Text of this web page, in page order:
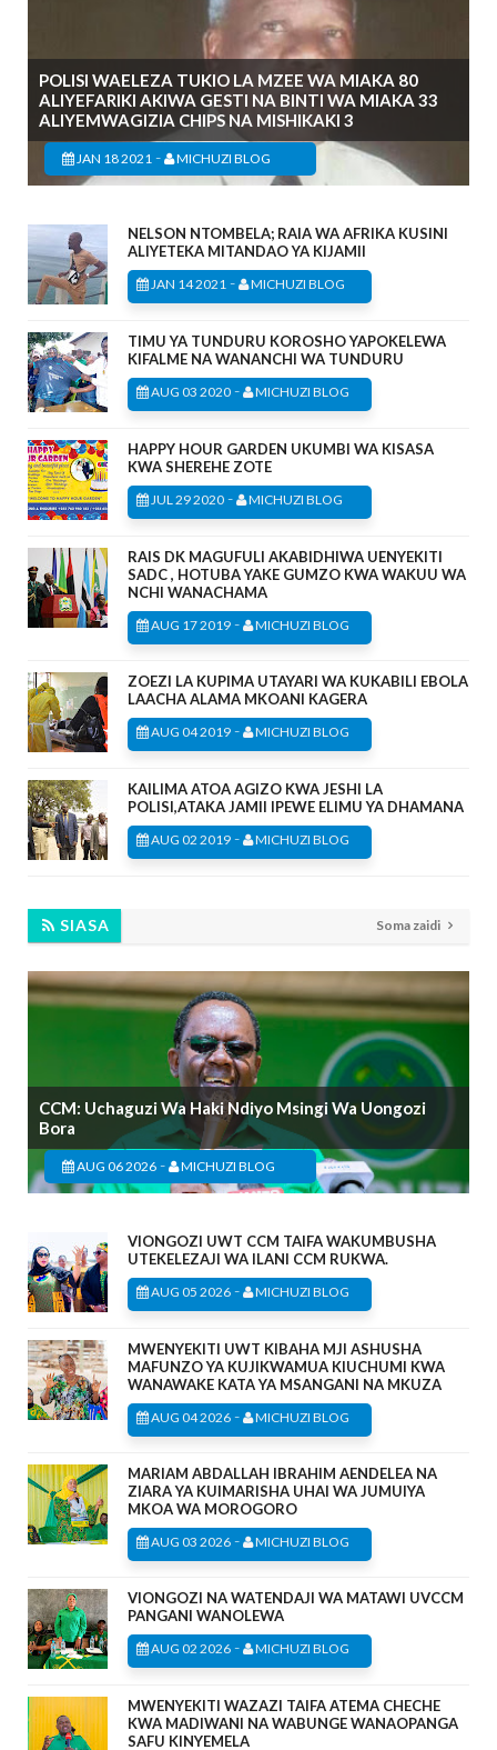
POLISI WAELEZA TUKIO LA MZEE WA MIAKA 80
ALIYEFARIKI AKIWA GESTI NA BINTI WA MIAKA 33
ALIYEMWAGIZIA CHIPS NA MISHIKAKI 3
JAN 18 2021 - MICHUZI BLOG
NELSON NTOMBELA; RAIA WA AFRIKA KUSINI
ALIYETEKA MITANDAO YA KIJAMII
JAN 14 2021 - MICHUZI BLOG
TIMU YA TUNDURU KOROSHO YAPOKELEWA
KIFALME NA WANANCHI WA TUNDURU
AUG 03 2020 - MICHUZI BLOG
HAPPY HOUR GARDEN UKUMBI WA KISASA
KWA SHEREHE ZOTE
JUL 29 2020 - MICHUZI BLOG
RAIS DK MAGUFULI AKABIDHIWA UENYEKITI
SADC , HOTUBA YAKE GUMZO KWA WAKUU WA
NCHI WANACHAMA
AUG 17 2019 - MICHUZI BLOG
ZOEZI LA KUPIMA UTAYARI WA KUKABILI EBOLA
LAACHA ALAMA MKOANI KAGERA
AUG 04 2019 - MICHUZI BLOG
KAILIMA ATOA AGIZO KWA JESHI LA
POLISI,ATAKA JAMII IPEWE ELIMU YA DHAMANA
AUG 02 2019 - MICHUZI BLOG
SIASA Soma zaidi
CCM: Uchaguzi Wa Haki Ndiyo Msingi Wa Uongozi
Bora
AUG 06 2026 - MICHUZI BLOG
VIONGOZI UWT CCM TAIFA WAKUMBUSHA
UTEKELEZAJI WA ILANI CCM RUKWA.
AUG 05 2026 - MICHUZI BLOG
MWENYEKITI UWT KIBAHA MJI ASHUSHA
MAFUNZO YA KUJIKWAMUA KIUCHUMI KWA
WANAWAKE KATA YA MSANGANI NA MKUZA
AUG 04 2026 - MICHUZI BLOG
MARIAM ABDALLAH IBRAHIM AENDELEA NA
ZIARA YA KUIMARISHA UHAI WA JUMUIYA
MKOA WA MOROGORO
AUG 03 2026 - MICHUZI BLOG
VIONGOZI NA WATENDAJI WA MATAWI UVCCM
PANGANI WANOLEWA
AUG 02 2026 - MICHUZI BLOG
MWENYEKITI WAZAZI TAIFA ATEMA CHECHE
KWA MADIWANI NA WABUNGE WANAOPANGA
SAFU KINYEMELA